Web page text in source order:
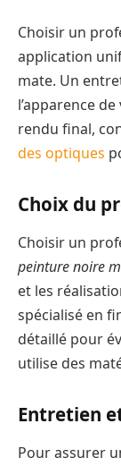
Choisir un
application
mate. Un
l’apparence
rendu final,
des optiques
Choix du
Choisir un
peinture noire
et les
spécialisé en
détaillé pour
utilise des
Entretien
Pour assurer